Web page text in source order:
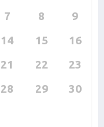
7 8
9
14 15
16
21 22
23
28 29
30